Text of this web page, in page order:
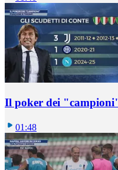
Il poker dei
01:48